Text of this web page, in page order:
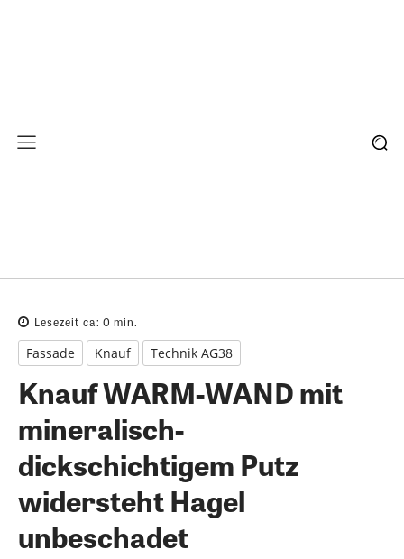
Lesezeit ca: 0 min.
Fassade Knauf Technik AG38
Knauf WARM-WAND mit
mineralisch-
dickschichtigem Putz
widersteht Hagel
unbeschadet